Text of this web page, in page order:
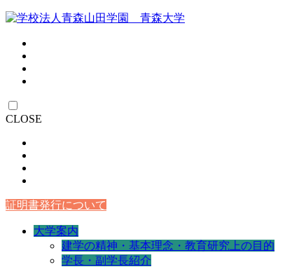
CLOSE
証明書発行について
大学案内
建学の精神・基本理念・教育研究上の目的
学長・副学長紹介